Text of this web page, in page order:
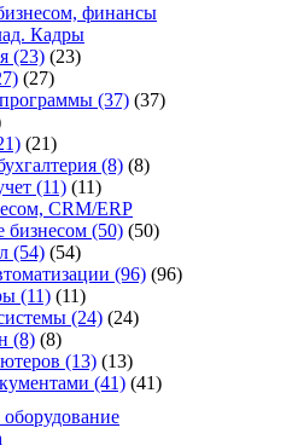
финансы
Кадры
(23) (23)
(27)
(37) (37)
(21)
(8) (8)
(11) (11)
CRM/ERP
бизнесом (50) (50)
(54) (54)
(96) (96)
(11) (11)
(24) (24)
(8) (8)
(13) (13)
(41) (41)